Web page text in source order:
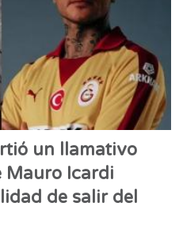
un llamativo
Mauro Icardi
de salir del